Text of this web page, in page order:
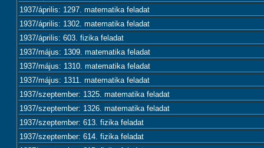
1937/április: 1297. matematika feladat
1937/április: 1302. matematika feladat
1937/április: 603. fizika feladat
1937/május: 1309. matematika feladat
1937/május: 1310. matematika feladat
1937/május: 1311. matematika feladat
1937/szeptember: 1325. matematika feladat
1937/szeptember: 1326. matematika feladat
1937/szeptember: 613. fizika feladat
1937/szeptember: 614. fizika feladat